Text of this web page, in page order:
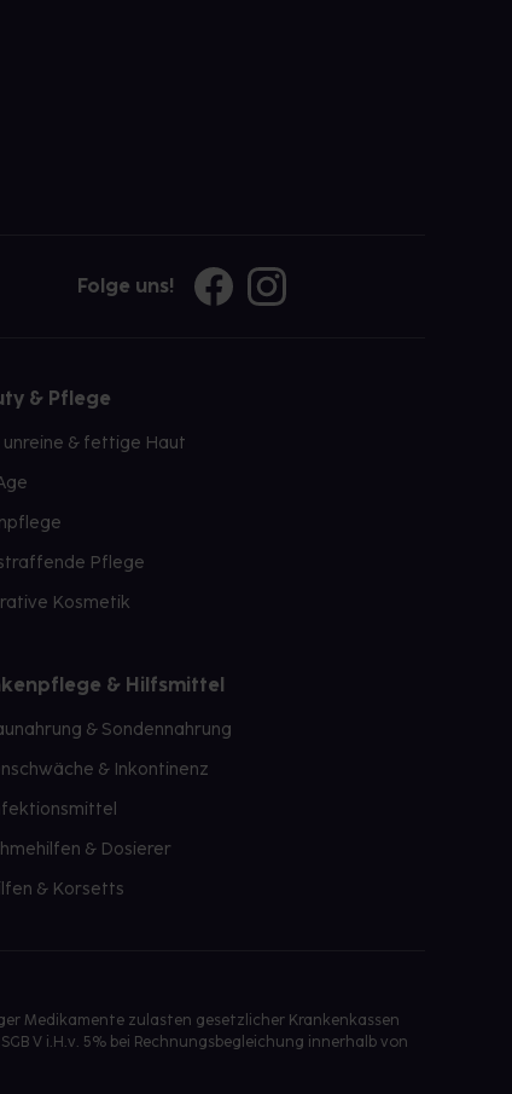
Folge uns!
& Pflege
unreine & fettige Haut
Pflege
Kosmetik
& Hilfsmittel
& Sondennahrung
& Inkontinenz
& Dosierer
& Korsetts
Medikamente zulasten gesetzlicher Krankenkassen
V i.H.v. 5% bei Rechnungsbegleichung innerhalb von